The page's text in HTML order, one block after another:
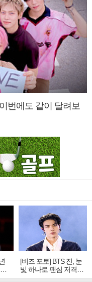
번에도 같이 달려보
라
[비즈 포토] BTS 진, 눈
빛 하나로 팬심 저격…
독보적 카리스마